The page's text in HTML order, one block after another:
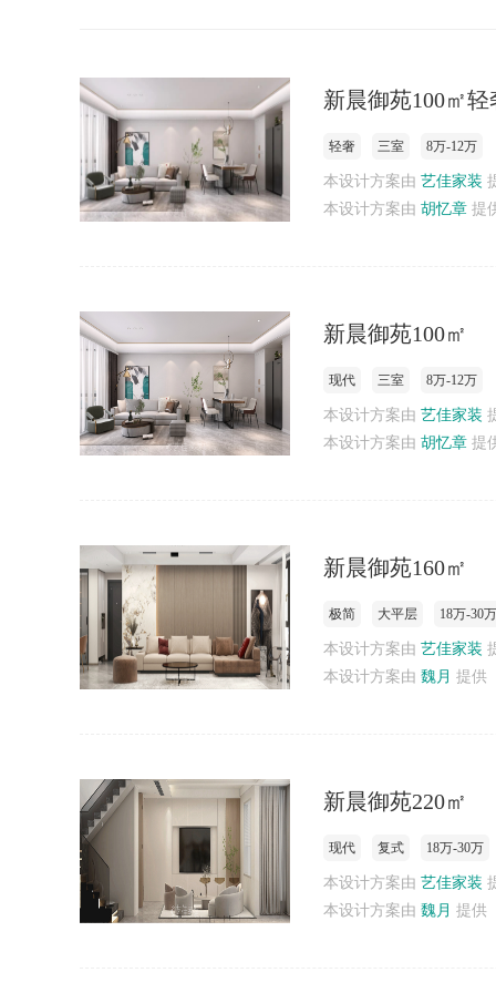
新晨御苑100㎡轻
轻奢 三室 8万-12万
本设计方案由 艺佳家装
本设计方案由 胡忆章 提
新晨御苑100㎡
现代 三室 8万-12万
本设计方案由 艺佳家装
本设计方案由 胡忆章 提
新晨御苑160㎡
极简 大平层 18万-30万
本设计方案由 艺佳家装
本设计方案由 魏月 提供
新晨御苑220㎡
现代 复式 18万-30万
本设计方案由 艺佳家装
本设计方案由 魏月 提供